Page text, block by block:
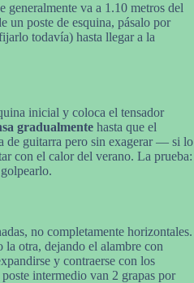
generalmente va a 1.10 metros del
un poste de esquina, pásalo por
todavía) hasta llegar a la
inicial y coloca el tensador
gradualmente hasta que el
de guitarra pero sin exagerar — si lo
con el calor del verano. La prueba:
no completamente horizontales.
otra, dejando el alambre con
y contraerse con los
intermedio van 2 grapas por